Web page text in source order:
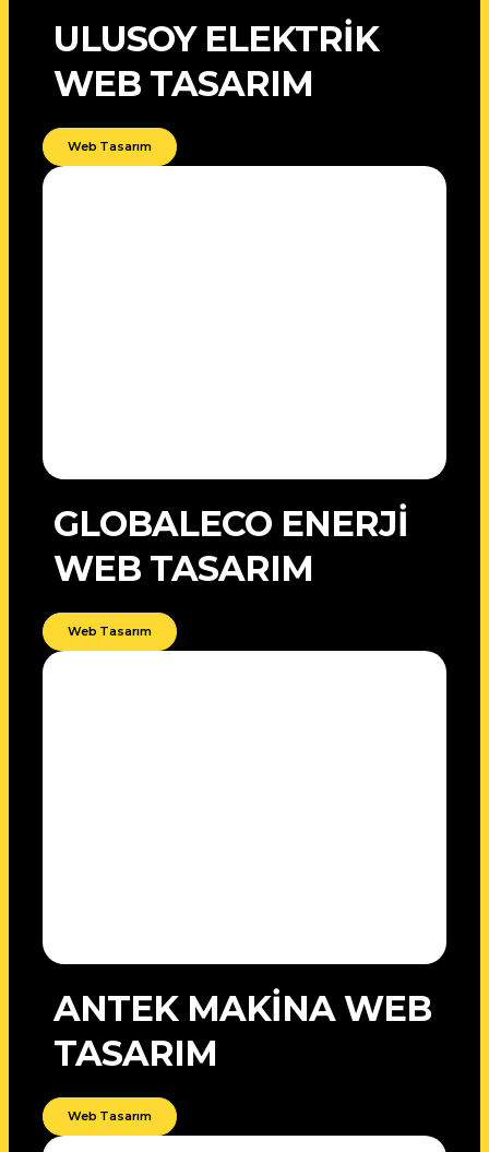
ULUSOY ELEKTRİK
WEB TASARIM
Web Tasarım
GLOBALECO ENERJİ
WEB TASARIM
Web Tasarım
ANTEK MAKİNA WEB
TASARIM
Web Tasarım